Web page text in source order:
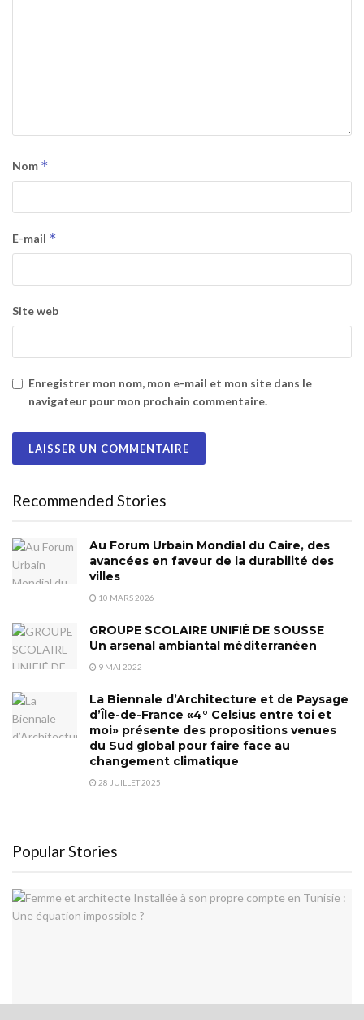
Nom *
E-mail *
Site web
Enregistrer mon nom, mon e-mail et mon site dans le
navigateur pour mon prochain commentaire.
Recommended Stories
Au Forum Urbain Mondial du Caire, des
avancées en faveur de la durabilité des
villes
10 MARS 2026
GROUPE SCOLAIRE UNIFIÉ DE SOUSSE
Un arsenal ambiantal méditerranéen
9 MAI 2022
La Biennale d’Architecture et de Paysage
d’Île-de-France «4° Celsius entre toi et
moi» présente des propositions venues
du Sud global pour faire face au
changement climatique
28 JUILLET 2025
Popular Stories